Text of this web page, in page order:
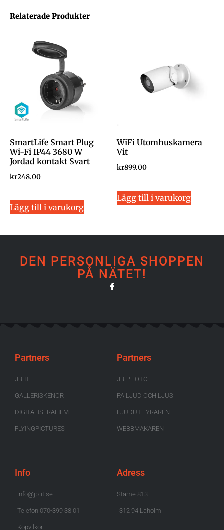
Relaterade Produkter
SmartLife Smart Plug
Wi-Fi IP44 3680 W
Jordad kontakt Svart
kr248.00
Lägg till i varukorg
WiFi Utomhuskamera
Vit
kr899.00
Lägg till i varukorg
DEN PERSONLIGA SHOPPEN
PÅ NÄTET!
Partners
JB-IT
GALLERISKENOR
DIGITALISERAFILM
FLYINGPICTURES
Partners
JB-PHOTO
PA LJUD OCH LJUS
LJUDUTHYRAREN
WEBBMAKAREN
Info
info@jb-it.se
Telefon 070-399 38 01
Köpvilkor
Adress
Stäme 813
312 94 Laholm